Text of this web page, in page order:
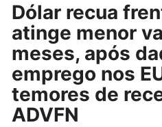
Dólar recua
atinge menor
meses, após
emprego nos
temores de
ADVFN